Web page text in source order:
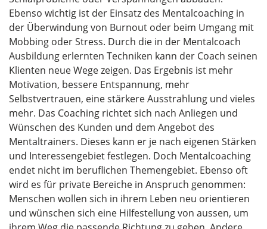
Ebenso wichtig ist der Einsatz des Mentalcoaching in
der Überwindung von Burnout oder beim Umgang mit
Mobbing oder Stress. Durch die in der Mentalcoach
Ausbildung erlernten Techniken kann der Coach seinen
Klienten neue Wege zeigen. Das Ergebnis ist mehr
Motivation, bessere Entspannung, mehr
Selbstvertrauen, eine stärkere Ausstrahlung und vieles
mehr. Das Coaching richtet sich nach Anliegen und
Wünschen des Kunden und dem Angebot des
Mentaltrainers. Dieses kann er je nach eigenen Stärken
und Interessengebiet festlegen. Doch Mentalcoaching
endet nicht im beruflichen Themengebiet. Ebenso oft
wird es für private Bereiche in Anspruch genommen:
Menschen wollen sich in ihrem Leben neu orientieren
und wünschen sich eine Hilfestellung von aussen, um